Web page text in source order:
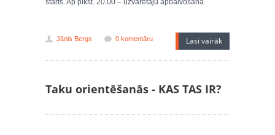
starts. Ap plkst. 20.00 – uzvarētāju apbalvošana.
Jānis Bergs 0 komentāru Lasi vairāk
Taku orientēšanās - KAS TAS IR?